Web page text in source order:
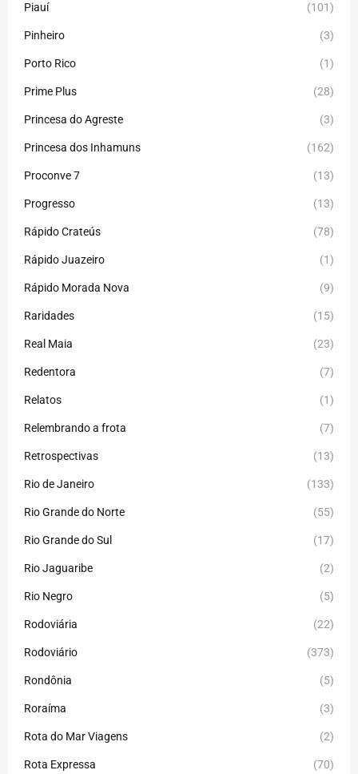
Piauí (101)
Pinheiro (3)
Porto Rico (1)
Prime Plus (28)
Princesa do Agreste (3)
Princesa dos Inhamuns (162)
Proconve 7 (13)
Progresso (13)
Rápido Crateús (78)
Rápido Juazeiro (1)
Rápido Morada Nova (9)
Raridades (15)
Real Maia (23)
Redentora (7)
Relatos (1)
Relembrando a frota (7)
Retrospectivas (13)
Rio de Janeiro (133)
Rio Grande do Norte (55)
Rio Grande do Sul (17)
Rio Jaguaribe (2)
Rio Negro (5)
Rodoviária (22)
Rodoviário (373)
Rondônia (5)
Roraíma (3)
Rota do Mar Viagens (2)
Rota Expressa (70)